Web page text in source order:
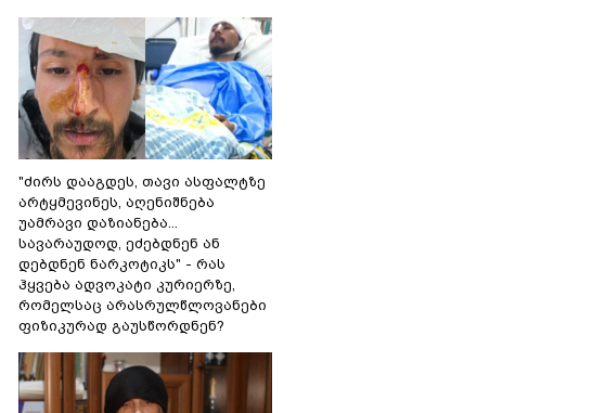
"ძირს დააგდეს, თავი ასფალტზე
არტყმევინეს, აღენიშნება
უამრავი დაზიანება...
სავარაუდოდ, ეძებდნენ ან
დებდნენ ნარკოტიკს" - რას
ჰყვება ადვოკატი კურიერზე,
რომელსაც არასრულწლოვანები
ფიზიკურად გაუსწორდნენ?